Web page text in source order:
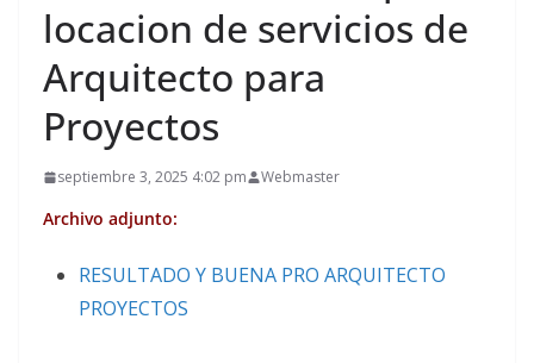
locacion de servicios de
Arquitecto para
Proyectos
septiembre 3, 2025 4:02 pm Webmaster
Archivo adjunto:
RESULTADO Y BUENA PRO ARQUITECTO
PROYECTOS